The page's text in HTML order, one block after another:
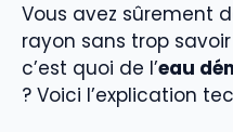
Vous avez sûrement
rayon sans trop
c’est quoi de l’eau
? Voici l’explication